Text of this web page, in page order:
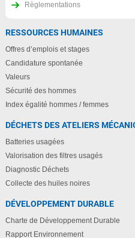
Règlementations
RESSOURCES HUMAINES
Offres d’emplois et stages
Candidature spontanée
Valeurs
Sécurité des hommes
Index égalité hommes / femmes
DÉCHETS DES ATELIERS
Batteries usagées
Valorisation des filtres usagés
Diagnostic Déchets
Collecte des huiles noires
DÉVELOPPEMENT DURABLE
Charte de Développement Durable
Rapport Environnement